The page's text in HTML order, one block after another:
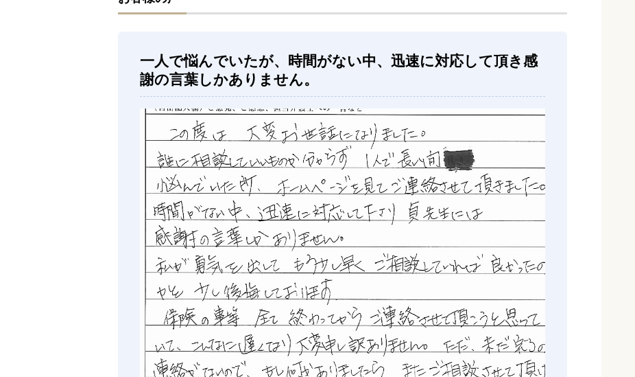
一人で悩んでいたが、時間がない中、迅速に対応して頂き感
謝の言葉しかありません。